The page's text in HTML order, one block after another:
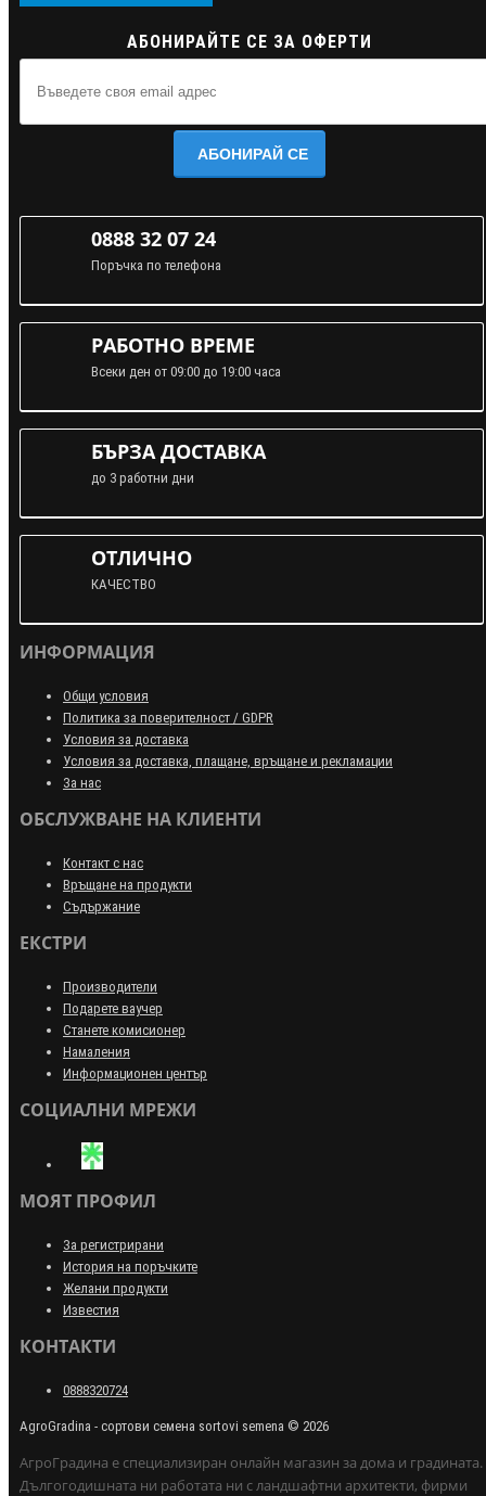
АБОНИРАЙТЕ СЕ ЗА ОФЕРТИ
АБОНИРАЙ СЕ
0888 32 07 24
Поръчка по телефона
РАБОТНО ВРЕМЕ
Всеки ден от 09:00 до 19:00 часа
БЪРЗА ДОСТАВКА
до 3 работни дни
ОТЛИЧНО
КАЧЕСТВО
ИНФОРМАЦИЯ
Общи условия
Политика за поверителност / GDPR
Условия за доставка
Условия за доставка, плащане, връщане и рекламации
За нас
ОБСЛУЖВАНЕ НА КЛИЕНТИ
Контакт с нас
Връщане на продукти
Съдържание
ЕКСТРИ
Производители
Подарете ваучер
Станете комисионер
Намаления
Информационен център
СОЦИАЛНИ МРЕЖИ
МОЯТ ПРОФИЛ
За регистрирани
История на поръчките
Желани продукти
Известия
КОНТАКТИ
0888320724
AgroGradina - сортови семена sortovi semena © 2026
АгроГрадина е специализиран онлайн магазин за дома и градината.
Дългогодишната ни работата ни с ландшафтни архитекти, фирми